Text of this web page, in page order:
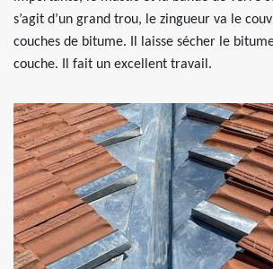
s’agit d’un grand trou, le zingueur va le
couches de bitume. Il laisse sécher le
couche. Il fait un excellent travail.